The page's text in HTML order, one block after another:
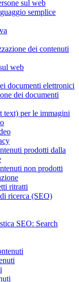
sul web
semplice
dei contenuti
web
documenti elettronici
dei documenti
text) per le immagini
prodotti dalla
non prodotti
ritratti
ricerca (SEO)
SEO: Search